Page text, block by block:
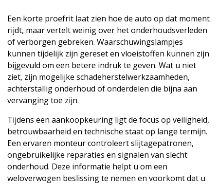
Een korte proefrit laat zien hoe de auto op dat moment
rijdt, maar vertelt weinig over het onderhoudsverleden
of verborgen gebreken. Waarschuwingslampjes
kunnen tijdelijk zijn gereset en vloeistoffen kunnen zijn
bijgevuld om een betere indruk te geven. Wat u niet
ziet, zijn mogelijke schadeherstelwerkzaamheden,
achterstallig onderhoud of onderdelen die bijna aan
vervanging toe zijn.
Tijdens een aankoopkeuring ligt de focus op veiligheid,
betrouwbaarheid en technische staat op lange termijn.
Een ervaren monteur controleert slijtagepatronen,
ongebruikelijke reparaties en signalen van slecht
onderhoud. Deze informatie helpt u om een
weloverwogen beslissing te nemen en voorkomt dat u